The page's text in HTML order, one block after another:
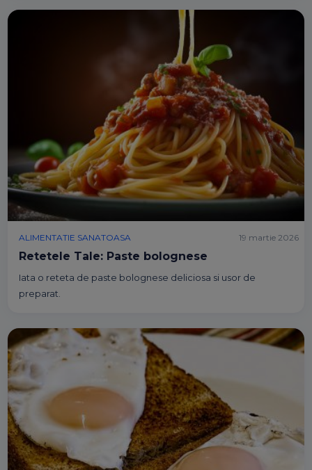
ALIMENTATIE SANATOASA
Retetele Tale: Paste bolognese
Iata o reteta de paste bolognese deliciosa si usor de
preparat.
19 martie 2026